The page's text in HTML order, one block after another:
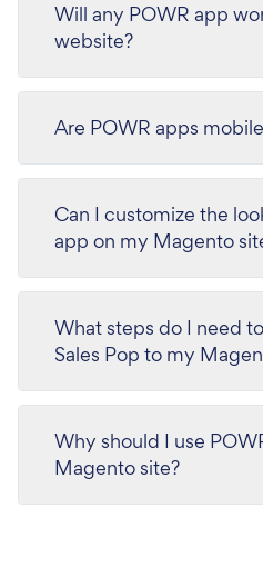
Will any POWR app
website?
Are POWR apps
Can I customize the
app on my Magento
What steps do I need
Sales Pop to my
Why should I use
Magento site?